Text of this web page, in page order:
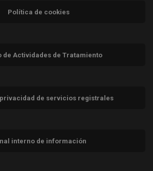
Política de cookies
de Actividades de Tratamiento
de servicios registrales
interno de información